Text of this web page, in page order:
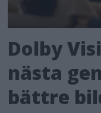
Dolby
nästa
bättre